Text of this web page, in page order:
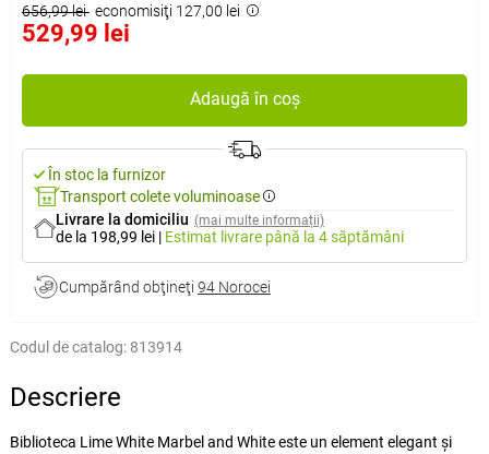
656,99 lei economisiţi 127,00 lei
529,99 lei
Adaugă în coș
În stoc la furnizor
Transport colete voluminoase
Livrare la domiciliu (mai multe informații)
de la 198,99 lei | Estimat livrare până la 4 săptămâni
Cumpărând obţineţi 94 Norocei
Codul de catalog: 813914
Descriere
Biblioteca Lime White Marbel and White este un element elegant și